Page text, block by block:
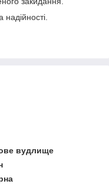
надійності.
вудлище